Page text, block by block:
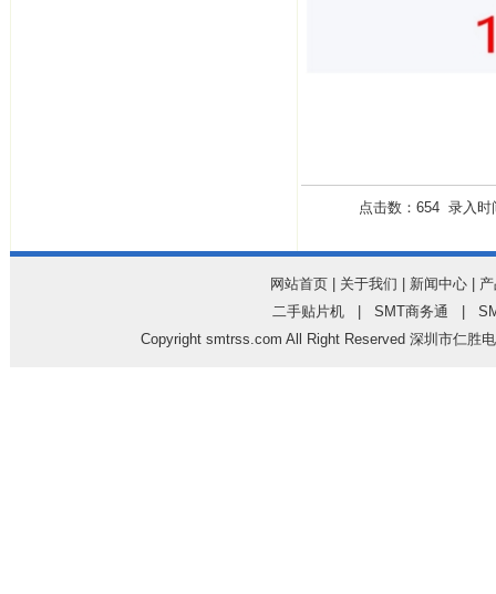
点击数：654 录入时
网站首页| 关于我们 新闻中心|
二手贴片机| SMT商务通
Copyright smtrss.com All Right Reserved 深圳市仁胜